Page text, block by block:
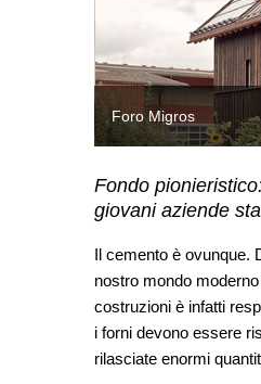
Foro Migros
Fondo
giovani aziende
Il cemento è ovunque.
nostro mondo
costruzioni è infatti
i forni devono essere
rilasciate enormi